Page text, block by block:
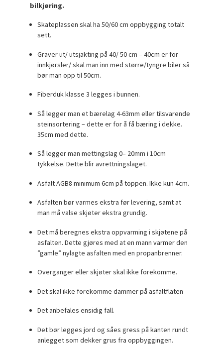
bilkjøring.
Skateplassen skal ha 50/60 cm oppbygging totalt
sett.
Graver ut/ utsjakting på 40/ 50 cm – 40cm er for
innkjørsler/ skal man inn med større/tyngre biler så
bør man opp til 50cm.
Fiberduk klasse 3 legges i bunnen.
Så legger man et bærelag 4-63mm eller tilsvarende
steinsortering – dette er for å få bæring i dekke.
35cm med dette.
Så legger man mettingslag 0– 20mm i 10cm
tykkelse. Dette blir avrettningslaget.
Asfalt AGB8 minimum 6cm på toppen. Ikke kun 4cm.
Asfalten bør varmes ekstra før levering, samt at
man må valse skjøter ekstra grundig.
Det må beregnes ekstra oppvarming i skjøtene på
asfalten. Dette gjøres med at en mann varmer den
”gamle” nylagte asfalten med en propanbrenner.
Overganger eller skjøter skal ikke forekomme.
Det skal ikke forekomme dammer på asfaltflaten
Det anbefales ensidig fall.
Det bør legges jord og såes gress på kanten rundt
anlegget som dekker grus fra oppbyggingen.